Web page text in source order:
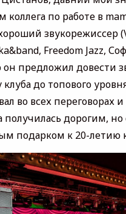
коллега по работе в
звукорежиссер
Freedom Jazz,
предложил довести
до топового
во всех переговорах
получилась дорогим, но
подарком к 20-летию